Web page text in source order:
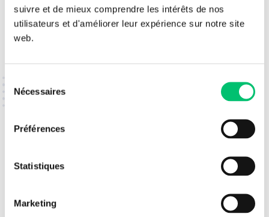
suivre et de mieux comprendre les intérêts de nos
utilisateurs et d'améliorer leur expérience sur notre site
web.
Nécessaires
Préférences
Statistiques
Marketing
recrutement@ace-si.com